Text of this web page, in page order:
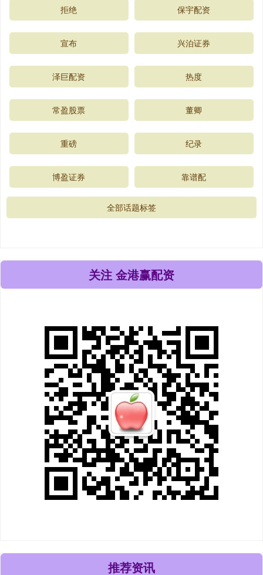
拒绝 保宇配资
宣布 兴泊证券
泽巨配资 热度
常盈股票 董卿
重磅 纪录
博盈证券 靠谱配
全部话题标签
关注 金港赢配资
推荐资讯